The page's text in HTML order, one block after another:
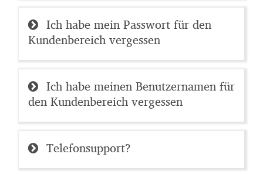
Ich habe mein Passwort für den
Kundenbereich vergessen
Ich habe meinen Benutzernamen für
den Kundenbereich vergessen
Telefonsupport?